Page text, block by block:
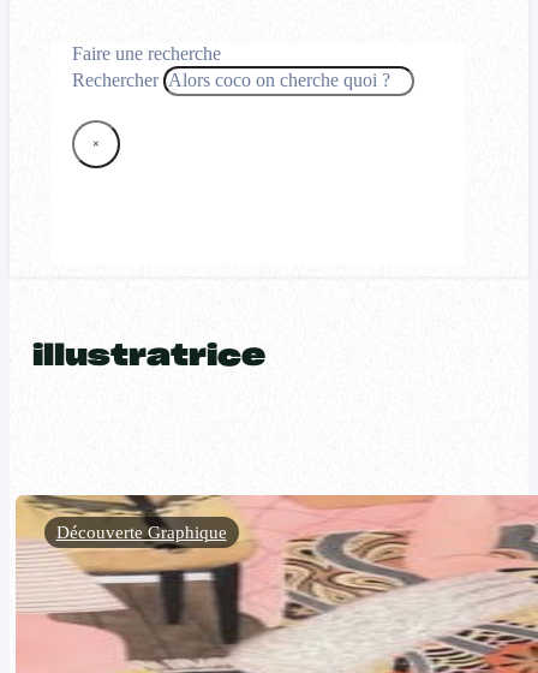
Faire une recherche
Rechercher
×
illustratrice
Découverte Graphique